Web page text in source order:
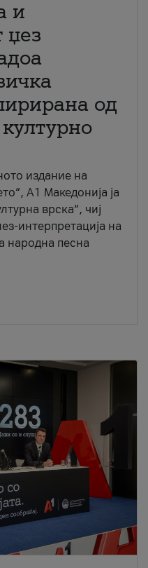
и
џез
од
издание на
А1 Македонија ја
врска“, чиј
интерпретација на
народна песна